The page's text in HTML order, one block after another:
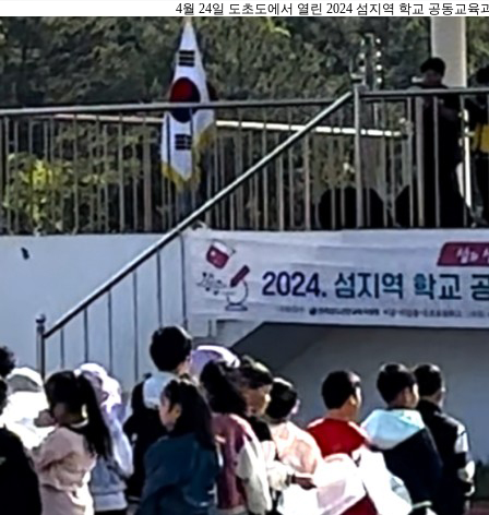
4월 24일 도초도에서 열린 2024 섬지역 학교 공동교